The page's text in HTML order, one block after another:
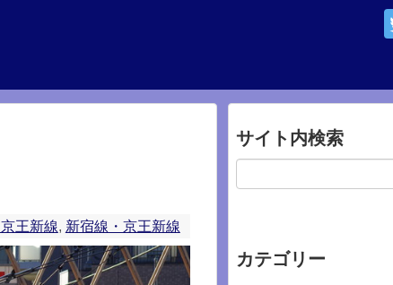
王新線, 新宿線・京王新線
サイト内検索
カテゴリー